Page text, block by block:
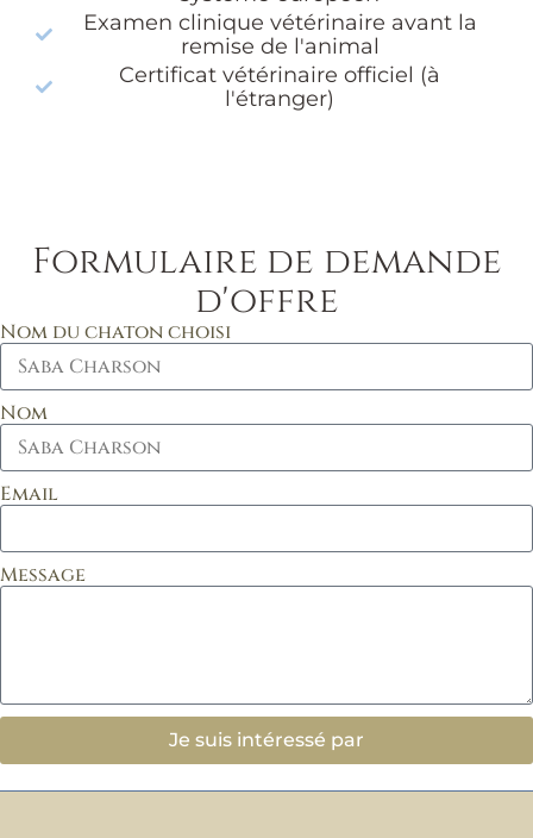
Examen clinique vétérinaire avant la
remise de l'animal
Certificat vétérinaire officiel (à
l'étranger)
Formulaire de demande
d'offre
Nom du chaton choisi
Nom
Email
Message
Je suis intéressé par